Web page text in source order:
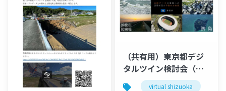
（共有用）東京都デジ
タルツイン検討会（静
岡県）virtual shizuoka